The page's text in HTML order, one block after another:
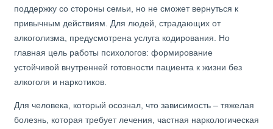
поддержку со стороны семьи, но не сможет вернуться к
привычным действиям. Для людей, страдающих от
алкоголизма, предусмотрена услуга кодирования. Но
главная цель работы психологов: формирование
устойчивой внутренней готовности пациента к жизни без
алкоголя и наркотиков.
Для человека, который осознал, что зависимость – тяжелая
болезнь, которая требует лечения, частная наркологическая